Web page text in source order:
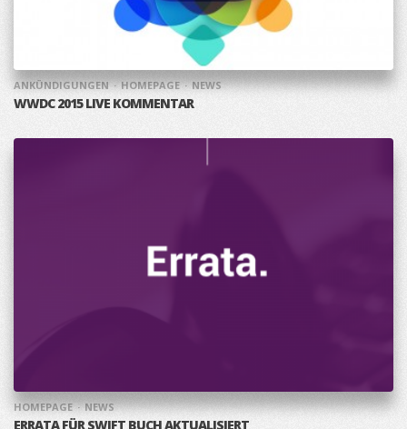
ANKÜNDIGUNGEN HOMEPAGE NEWS
WWDC 2015 LIVE KOMMENTAR
HOMEPAGE NEWS
ERRATA FÜR SWIFT BUCH AKTUALISIERT